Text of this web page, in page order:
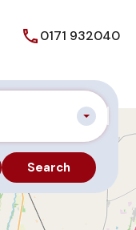
0171 932040
Search